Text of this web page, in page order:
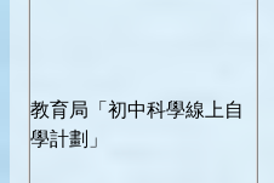
教育局「初中科學線上自
學計劃」